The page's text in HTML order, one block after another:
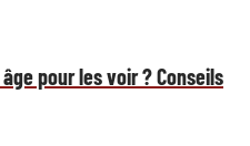
pour les voir ? Conseils